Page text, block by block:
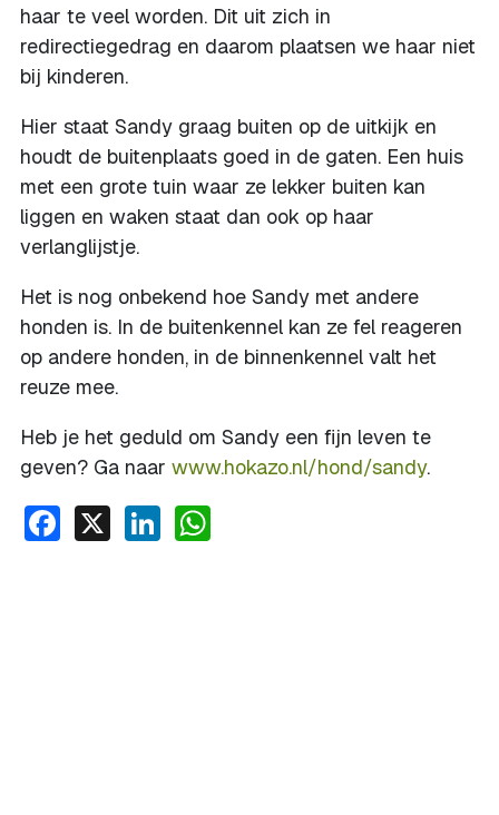
haar te veel worden. Dit uit zich in
redirectiegedrag en daarom plaatsen we haar niet
bij kinderen.
Hier staat Sandy graag buiten op de uitkijk en
houdt de buitenplaats goed in de gaten. Een huis
met een grote tuin waar ze lekker buiten kan
liggen en waken staat dan ook op haar
verlanglijstje.
Het is nog onbekend hoe Sandy met andere
honden is. In de buitenkennel kan ze fel reageren
op andere honden, in de binnenkennel valt het
reuze mee.
Heb je het geduld om Sandy een fijn leven te
geven? Ga naar www.hokazo.nl/hond/sandy.
Facebook
X LinkedIn